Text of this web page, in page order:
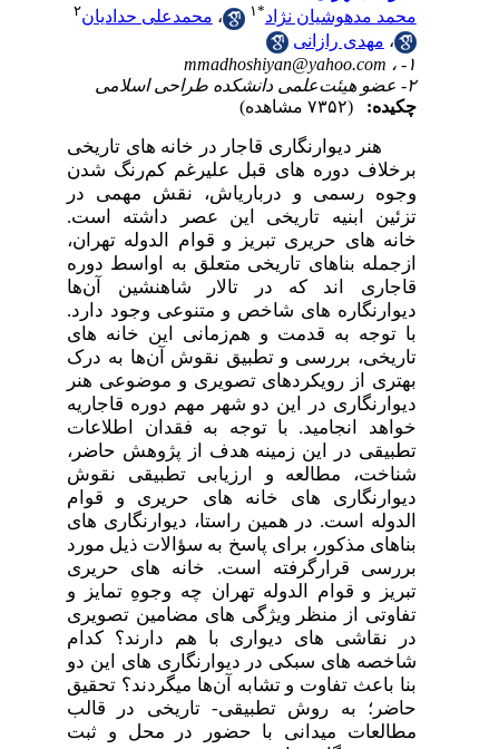
محمد مدهوشیان نژاد* ، محمدعلی حدادیان
مهدی رازانی
mmadhoshiyan@yahoo.com
(۷۳۵۲ مشاهده)
هنر دیوار­­نگاری قاجار در خانه­ های تاریخی
برخلاف دوره­ های قبل علی­رغم کم‌رنگ شدن
وجوه رسمی و درباری­اش، نقش مهمی در
تزئین ابنیه تاریخی این عصر داشته است.
خانه­ های حریری تبریز و قوام الدوله تهران،
ازجمله بناهای تاریخی متعلق به اواسط دوره
قاجاری­ اند که در تالار شاه­نشین آن‌ها
دیوارنگاره­ های شاخص و متنوعی وجود دارد.
با توجه به قدمت و هم‌زمانی این خانه ­های
تاریخی، بررسی و تطبیق نقوش آن‌ها به درک
بهتری از رویکرد­های تصویری و موضوعی هنر
دیوارنگاری در این دو شهر مهم دوره قاجاریه
خواهد انجامید. با توجه به فقدان اطلاعات
تطبیقی در این زمینه هدف از پژوهش حاضر،
شناخت، مطالعه و ارزیابی تطبیقی نقوش
دیوار­نگاری­ های خانه ­های حریری و قوام
الدوله است. در همین راستا، دیوار­­نگاری­ های
بناهای مذکور، برای پاسخ به سؤالات ذیل مورد
بررسی قرارگرفته است. خانه­ های حریری
تبریز و قوام الدوله تهران چه وجوهِ تمایز و
تفاوتی از منظر ویژگی­ های مضامین تصویری
در نقاشی­ های دیواری با هم دارند؟ کدام
شاخصه ­های سبکی در دیوار­­نگاری­ های این دو
بنا باعث تفاوت و تشابه آن‌ها می­گردند؟ تحقیق
حاضر؛ به روش تطبیقی- تاریخی در قالب
مطالعات میدانی با حضور در محل و ثبت